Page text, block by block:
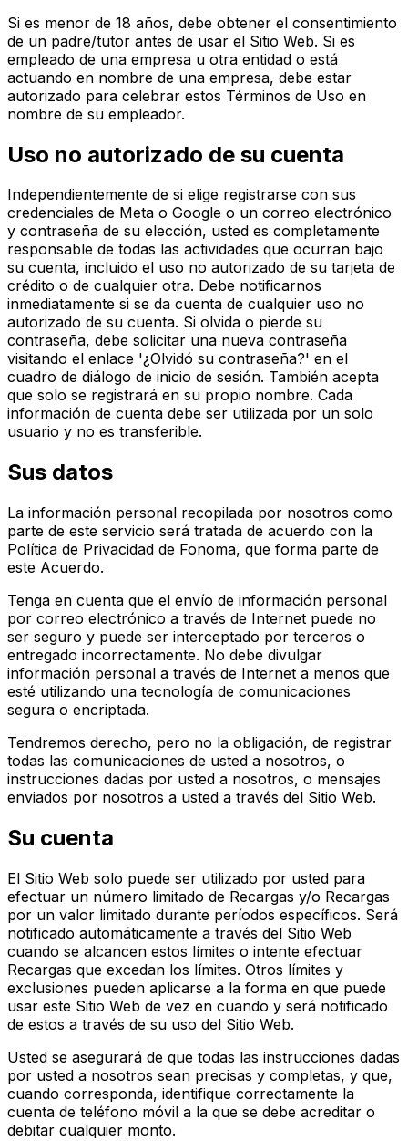
Si es menor de 18 años, debe obtener el consentimiento
de un padre/tutor antes de usar el Sitio Web. Si es
empleado de una empresa u otra entidad o está
actuando en nombre de una empresa, debe estar
autorizado para celebrar estos Términos de Uso en
nombre de su empleador.
Uso no autorizado de su cuenta
Independientemente de si elige registrarse con sus
credenciales de Meta o Google o un correo electrónico
y contraseña de su elección, usted es completamente
responsable de todas las actividades que ocurran bajo
su cuenta, incluido el uso no autorizado de su tarjeta de
crédito o de cualquier otra. Debe notificarnos
inmediatamente si se da cuenta de cualquier uso no
autorizado de su cuenta. Si olvida o pierde su
contraseña, debe solicitar una nueva contraseña
visitando el enlace '¿Olvidó su contraseña?' en el
cuadro de diálogo de inicio de sesión. También acepta
que solo se registrará en su propio nombre. Cada
información de cuenta debe ser utilizada por un solo
usuario y no es transferible.
Sus datos
La información personal recopilada por nosotros como
parte de este servicio será tratada de acuerdo con la
Política de Privacidad de Fonoma, que forma parte de
este Acuerdo.
Tenga en cuenta que el envío de información personal
por correo electrónico a través de Internet puede no
ser seguro y puede ser interceptado por terceros o
entregado incorrectamente. No debe divulgar
información personal a través de Internet a menos que
esté utilizando una tecnología de comunicaciones
segura o encriptada.
Tendremos derecho, pero no la obligación, de registrar
todas las comunicaciones de usted a nosotros, o
instrucciones dadas por usted a nosotros, o mensajes
enviados por nosotros a usted a través del Sitio Web.
Su cuenta
El Sitio Web solo puede ser utilizado por usted para
efectuar un número limitado de Recargas y/o Recargas
por un valor limitado durante períodos específicos. Será
notificado automáticamente a través del Sitio Web
cuando se alcancen estos límites o intente efectuar
Recargas que excedan los límites. Otros límites y
exclusiones pueden aplicarse a la forma en que puede
usar este Sitio Web de vez en cuando y será notificado
de estos a través de su uso del Sitio Web.
Usted se asegurará de que todas las instrucciones dadas
por usted a nosotros sean precisas y completas, y que,
cuando corresponda, identifique correctamente la
cuenta de teléfono móvil a la que se debe acreditar o
debitar cualquier monto.